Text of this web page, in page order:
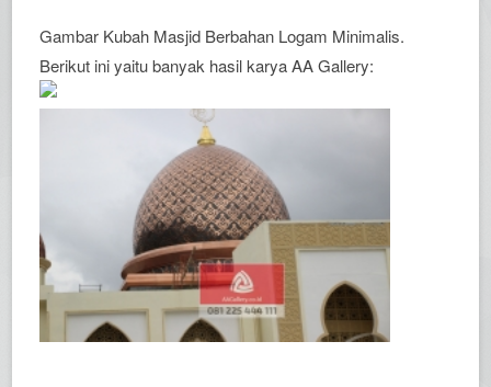
Gambar Kubah Masjid Berbahan Logam Minimalis.
Berikut ini yaitu banyak hasil karya AA Gallery: